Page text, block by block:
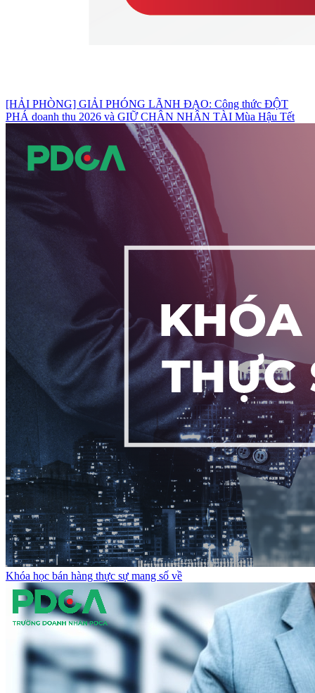
[HẢI PHÒNG] GIẢI PHÓNG LÃNH ĐẠO: Công thức ĐỘT
PHÁ doanh thu 2026 và GIỮ CHÂN NHÂN TÀI Mùa Hậu Tết
Khóa học bán hàng thực sự mang số về